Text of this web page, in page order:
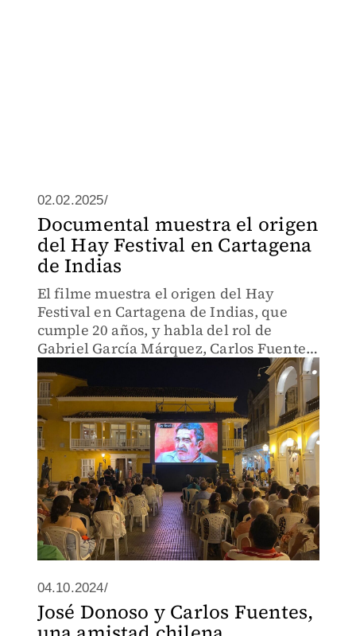
02.02.2025/
Documental muestra el origen
del Hay Festival en Cartagena
de Indias
El filme muestra el origen del Hay
Festival en Cartagena de Indias, que
cumple 20 años, y habla del rol de
Gabriel García Márquez, Carlos Fuentes
y Cristina Fuentes La Roche en su
creación.
04.10.2024/
José Donoso y Carlos Fuentes,